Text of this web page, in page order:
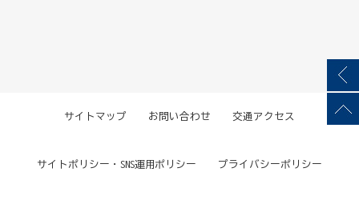
サイトマップ お問い合わせ 交通アクセス
サイトポリシー・SNS運用ポリシー プライバシーポリシー